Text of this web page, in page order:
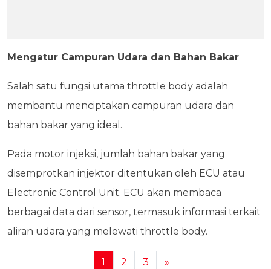
Mengatur Campuran Udara dan Bahan Bakar
Salah satu fungsi utama throttle body adalah
membantu menciptakan campuran udara dan
bahan bakar yang ideal.
Pada motor injeksi, jumlah bahan bakar yang
disemprotkan injektor ditentukan oleh ECU atau
Electronic Control Unit. ECU akan membaca
berbagai data dari sensor, termasuk informasi terkait
aliran udara yang melewati throttle body.
1 2 3 »